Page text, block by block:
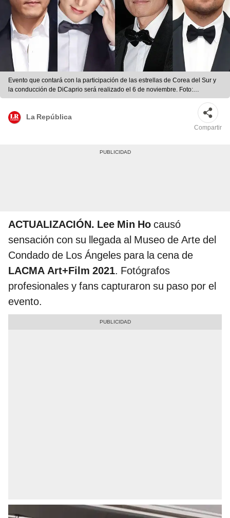
Evento que contará con la participación de las estrellas de Corea del Sur y
la conducción de DiCaprio será realizado el 6 de noviembre. Foto:
composición LR/Naver
La República
Compartir
ACTUALIZACIÓN. Lee Min Ho causó
sensación con su llegada al Museo de Arte del
Condado de Los Ángeles para la cena de
LACMA Art+Film 2021. Fotógrafos
profesionales y fans capturaron su paso por el
evento.